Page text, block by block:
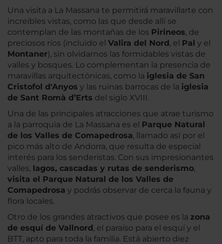
Una visita a La Massana te permitirá maravillarte con
increíbles vistas, como las que desde allí se
contemplan de las montañas de los Pirineos, de
preciosos ríos (incluido el Valira del Nord, el Pal y el
Montaner), sin olvidarnos las formidables vistas de
valles y bosques. Lo complementan la presencia de
maravillas arquitectónicas, como la iglesia de San
Cristofol d'Anyos y las ruinas barrocas de la iglesia
de Sant Romà d’Erts del siglo XVIII.
Una de las principales atracciones que atrae turismo
a la parroquia de La Massana es el Parque Natural
de los Valles de Comapedrosa, llamado así por el
pico más alto de Andorra, que resulta de especial
interés para los senderistas. Con sus impresionantes
valles, lagos, cascadas y rutas de senderismo,
visita el Parque Natural de los Valles de
Comapedrosa y podrás observar de cerca la fauna y
flora locales.
Otro de los grandes atractivos que posee es la zona
de esquí de Vallnord, el paraíso para el esquí y el
BTT, apto para toda la familia. Está abierto diez